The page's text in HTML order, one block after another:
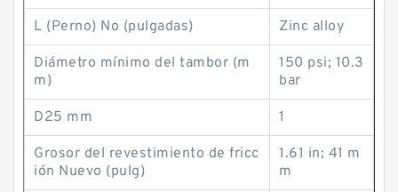
L (Perno) No (pulgadas) Zinc alloy
Diámetro mínimo del tambor (m
m)
150 psi; 10.3
bar
D25 mm 1
Grosor del revestimiento de fricc
ión Nuevo (pulg)
1.61 in; 41 m
m